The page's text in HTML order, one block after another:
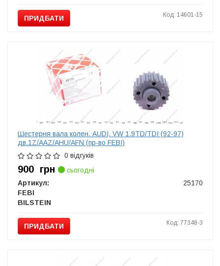
ПРИДБАТИ Код: 14601-15
Шестерня вала колен. AUDI, VW 1.9TD/TDI (92-97)
дв.1Z/AAZ/AHU/AFN (пр-во FEBI)
0 відгуків
900 грн
сьогодні
Артикул:
25170
FEBI
BILSTEIN
ПРИДБАТИ Код: 77348-3